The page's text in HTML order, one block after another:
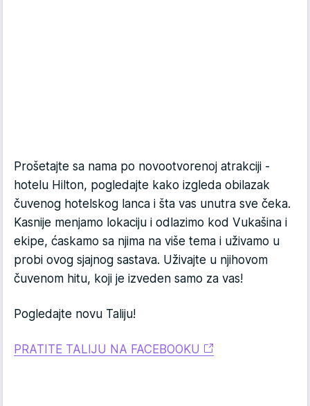
Prošetajte sa nama po novootvorenoj atrakciji -
hotelu Hilton, pogledajte kako izgleda obilazak
čuvenog hotelskog lanca i šta vas unutra sve čeka.
Kasnije menjamo lokaciju i odlazimo kod Vukašina i
ekipe, ćaskamo sa njima na više tema i uživamo u
probi ovog sjajnog sastava. Uživajte u njihovom
čuvenom hitu, koji je izveden samo za vas!
Pogledajte novu Taliju!
PRATITE TALIJU NA FACEBOOKU